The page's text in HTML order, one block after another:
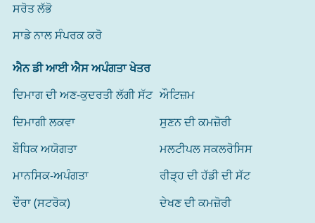
ਸਰੋਤ ਲੱਭੋ
ਸਾਡੇ ਨਾਲ ਸੰਪਰਕ ਕਰੋ
ਐਨ ਡੀ ਆਈ ਐਸ ਅਪੰਗਤਾ ਖੇਤਰ
ਦਿਮਾਗ ਦੀ ਅਣ-ਕੁਦਰਤੀ ਲੱਗੀ ਸੱਟ ਔਟਿਜ਼ਮ
ਦਿਮਾਗੀ ਲਕਵਾ
ਸੁਣਨ ਦੀ ਕਮਜ਼ੋਰੀ
ਬੌਧਿਕ ਅਯੋਗਤਾ
ਮਲਟੀਪਲ ਸਕਲਰੋਸਿਸ
ਮਾਨਸਿਕ-ਅਪੰਗਤਾ
ਰੀੜ੍ਹ ਦੀ ਹੱਡੀ ਦੀ ਸੱਟ
ਦੌਰਾ (ਸਟਰੋਕ)
ਦੇਖਣ ਦੀ ਕਮਜ਼ੋਰੀ